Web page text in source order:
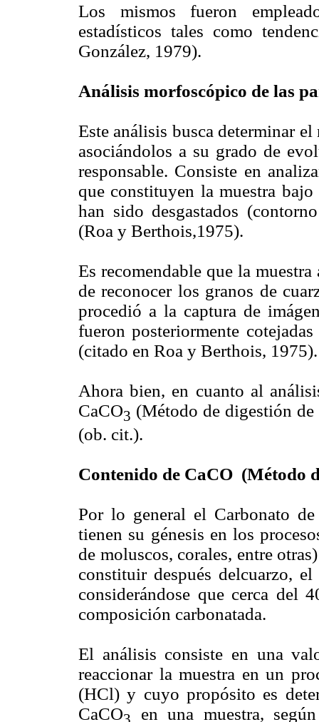
Los mismos fueron
estadísticos tales como
González, 1979).
Análisis morfoscópico de las
Este análisis busca determinar
asociándolos a su grado de
responsable. Consiste en
que constituyen la muestra
han sido desgastados
(Roa y Berthois,1975).
Es recomendable que la
de reconocer los granos de
procedió a la captura de
fueron posteriormente
(citado en Roa y Berthois, 1975).
Ahora bien, en cuanto al
CaCO3 (Método de digestión
(ob. cit.).
Contenido de CaCO (Método
Por lo general el Carbonato
tienen su génesis en los
de moluscos, corales, entre
constituir después delcuarzo,
considerándose que cerca del
composición carbonatada.
El análisis consiste en una
reaccionar la muestra en un
(HCl) y cuyo propósito es
CaCO3 en una muestra,